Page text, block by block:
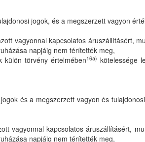
jogok, és a megszerzett vagyon
vagyonnal kapcsolatos áruszállításért,
napjáig nem térítették meg,
külön törvény értelmében16a) kötelessége
és a megszerzett vagyon és
vagyonnal kapcsolatos áruszállításért,
napjáig nem térítették meg,